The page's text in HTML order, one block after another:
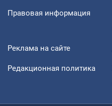
Правовая информация
Реклама на сайте
Редакционная политика